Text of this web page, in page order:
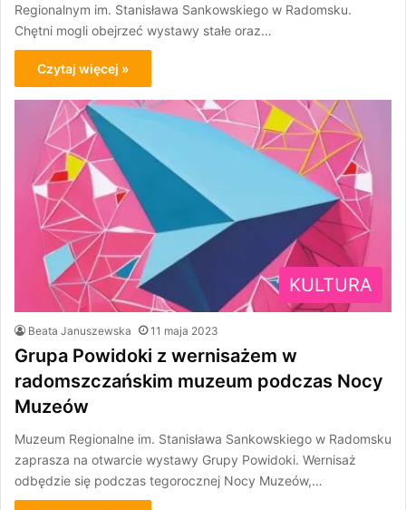
Regionalnym im. Stanisława Sankowskiego w Radomsku.
Chętni mogli obejrzeć wystawy stałe oraz…
Czytaj więcej »
KULTURA
Beata Januszewska 11 maja 2023
Grupa Powidoki z wernisażem w
radomszczańskim muzeum podczas Nocy
Muzeów
Muzeum Regionalne im. Stanisława Sankowskiego w Radomsku
zaprasza na otwarcie wystawy Grupy Powidoki. Wernisaż
odbędzie się podczas tegorocznej Nocy Muzeów,…